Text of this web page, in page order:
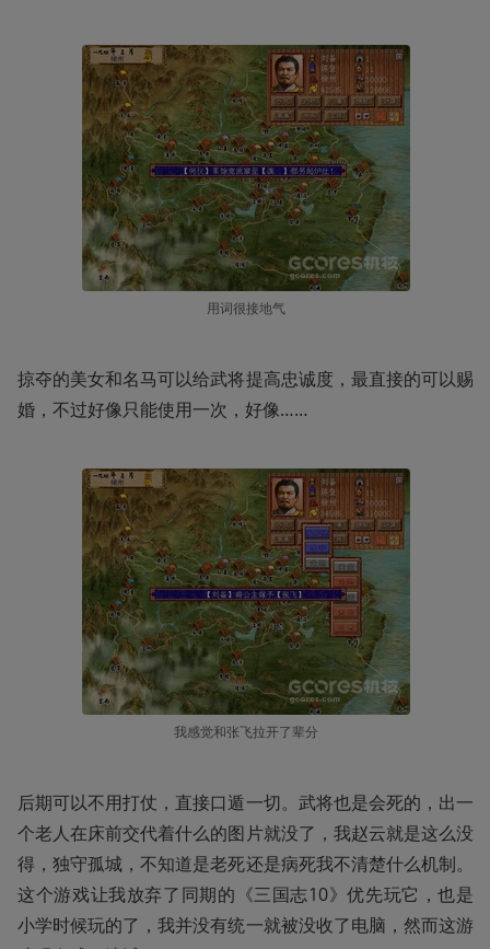
用词很接地气
掠夺的美女和名马可以给武将提高忠诚度，最直接的可以赐
婚，不过好像只能使用一次，好像……
我感觉和张飞拉开了辈分
后期可以不用打仗，直接口遁一切。武将也是会死的，出一
个老人在床前交代着什么的图片就没了，我赵云就是这么没
得，独守孤城，不知道是老死还是病死我不清楚什么机制。
这个游戏让我放弃了同期的《三国志10》优先玩它，也是
小学时候玩的了，我并没有统一就被没收了电脑，然而这游